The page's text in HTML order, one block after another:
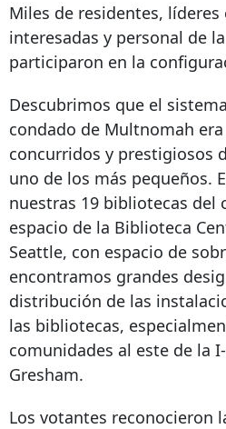
Miles de residentes,
interesadas y personal de
participaron en la
Descubrimos que el
condado de Multnomah
concurridos y prestigiosos
uno de los más pequeños.
nuestras 19 bibliotecas del
espacio de la Biblioteca
Seattle, con espacio de
encontramos grandes
distribución de las
las bibliotecas,
comunidades al este de la
Gresham.
Los votantes reconocieron